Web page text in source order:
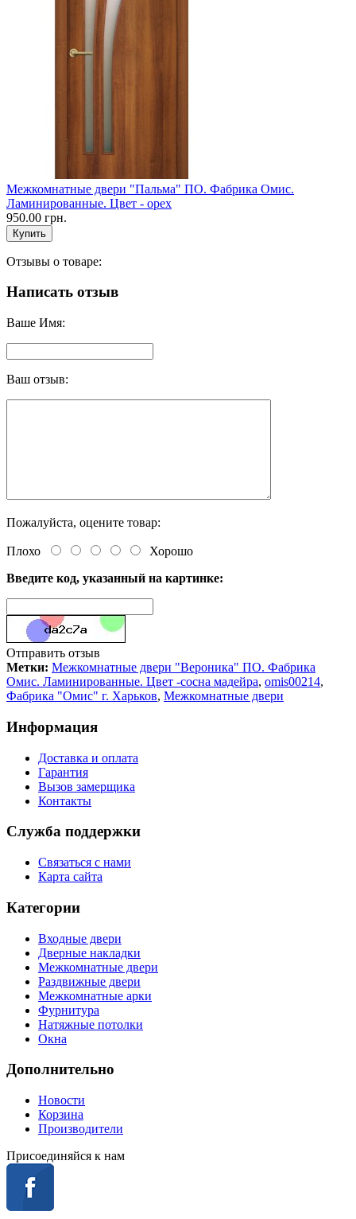
Межкомнатные двери "Пальма" ПО. Фабрика Омис.
Ламинированные. Цвет - орех
950.00 грн.
Отзывы о товаре:
Написать отзыв
Ваше Имя:
Ваш отзыв:
Пожалуйста, оцените товар:
Плохо
Хорошо
Введите код, указанный на картинке:
Отправить отзыв
Метки: Межкомнатные двери "Вероника" ПО. Фабрика
Омис. Ламинированные. Цвет -сосна мадейра, omis00214,
Фабрика "Омис" г. Харьков, Межкомнатные двери
Информация
Доставка и оплата
Гарантия
Вызов замерщика
Контакты
Служба поддержки
Связаться с нами
Карта сайта
Категории
Входные двери
Дверные накладки
Межкомнатные двери
Раздвижные двери
Межкомнатные арки
Фурнитура
Натяжные потолки
Окна
Дополнительно
Новости
Корзина
Производители
Присоединяйся к нам